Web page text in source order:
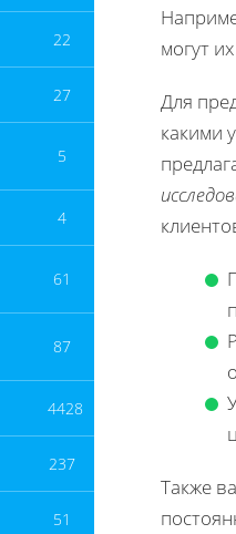
22
27
5
4
61
87
4428
237
51
могут
Для
какими
Также